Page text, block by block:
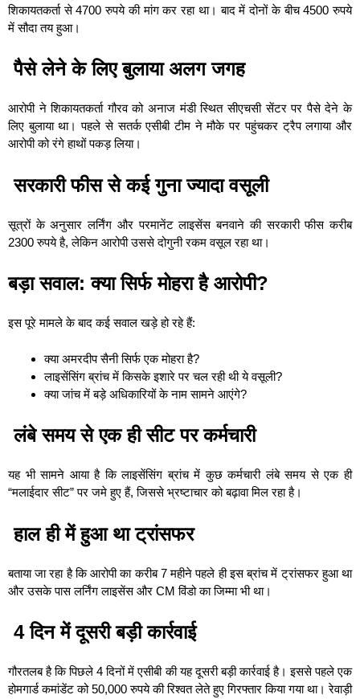
शिकायतकर्ता से 4700 रुपये की मांग कर रहा था। बाद में दोनों के बीच 4500 रुपये
में सौदा तय हुआ।
पैसे लेने के लिए बुलाया अलग जगह
आरोपी ने शिकायतकर्ता गौरव को अनाज मंडी स्थित सीएचसी सेंटर पर पैसे देने के
लिए बुलाया था। पहले से सतर्क एसीबी टीम ने मौके पर पहुंचकर ट्रैप लगाया और
आरोपी को रंगे हाथों पकड़ लिया।
सरकारी फीस से कई गुना ज्यादा वसूली
सूत्रों के अनुसार लर्निंग और परमानेंट लाइसेंस बनवाने की सरकारी फीस करीब
2300 रुपये है, लेकिन आरोपी उससे दोगुनी रकम वसूल रहा था।
बड़ा सवाल: क्या सिर्फ मोहरा है आरोपी?
इस पूरे मामले के बाद कई सवाल खड़े हो रहे हैं:
क्या अमरदीप सैनी सिर्फ एक मोहरा है?
लाइसेंसिंग ब्रांच में किसके इशारे पर चल रही थी ये वसूली?
क्या जांच में बड़े अधिकारियों के नाम सामने आएंगे?
लंबे समय से एक ही सीट पर कर्मचारी
यह भी सामने आया है कि लाइसेंसिंग ब्रांच में कुछ कर्मचारी लंबे समय से एक ही
“मलाईदार सीट” पर जमे हुए हैं, जिससे भ्रष्टाचार को बढ़ावा मिल रहा है।
हाल ही में हुआ था ट्रांसफर
बताया जा रहा है कि आरोपी का करीब 7 महीने पहले ही इस ब्रांच में ट्रांसफर हुआ था
और उसके पास लर्निंग लाइसेंस और CM विंडो का जिम्मा भी था।
4 दिन में दूसरी बड़ी कार्रवाई
गौरतलब है कि पिछले 4 दिनों में एसीबी की यह दूसरी बड़ी कार्रवाई है। इससे पहले एक
होमगार्ड कमांडेंट को 50,000 रुपये की रिश्वत लेते हुए गिरफ्तार किया गया था। रेवाड़ी